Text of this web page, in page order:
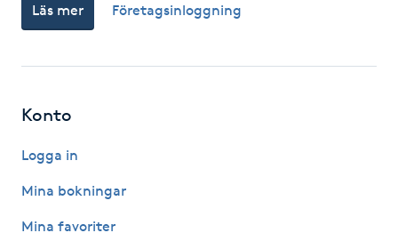
Headspa
Healing
Läs mer Företagsinloggning
Konto
Logga in
Mina bokningar
Mina favoriter